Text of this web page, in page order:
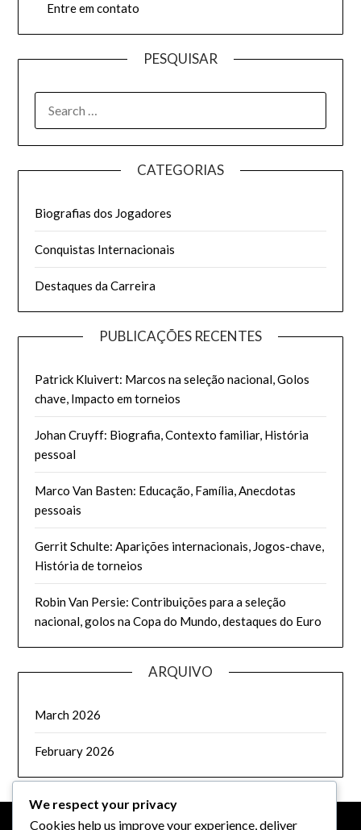
Entre em contato
PESQUISAR
FOR:
CATEGORIAS
Biografias dos Jogadores
Conquistas Internacionais
Destaques da Carreira
PUBLICAÇÕES RECENTES
Patrick Kluivert: Marcos na seleção nacional, Golos
chave, Impacto em torneios
Johan Cruyff: Biografia, Contexto familiar, História
pessoal
Marco Van Basten: Educação, Família, Anecdotas
pessoais
Gerrit Schulte: Aparições internacionais, Jogos-chave,
História de torneios
Robin Van Persie: Contribuições para a seleção
nacional, golos na Copa do Mundo, destaques do Euro
ARQUIVO
March 2026
February 2026
We respect your privacy
Cookies help us improve your experience, deliver